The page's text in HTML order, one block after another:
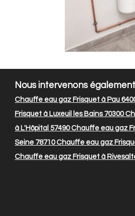
Nous intervenons
Chauffe eau gaz Frisquet à Pau
Frisquet à Luxeuil les Bains 70300
à L'Hôpital 57490Chauffe eau gaz
Seine 78710Chauffe eau gaz
Chauffe eau gaz Frisquet à